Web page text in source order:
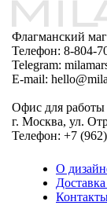
Флагманский
Телефон: 8-804-
Telegram:
E-mail:
Офис для работы
г. Москва, ул.
Телефон: +7
О